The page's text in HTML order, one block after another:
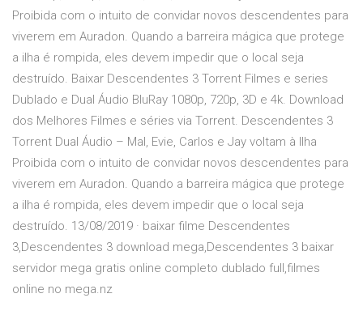
Proibida com o intuito de convidar novos descendentes para
viverem em Auradon. Quando a barreira mágica que protege
a ilha é rompida, eles devem impedir que o local seja
destruído. Baixar Descendentes 3 Torrent Filmes e series
Dublado e Dual Áudio BluRay 1080p, 720p, 3D e 4k. Download
dos Melhores Filmes e séries via Torrent. Descendentes 3
Torrent Dual Áudio – Mal, Evie, Carlos e Jay voltam à Ilha
Proibida com o intuito de convidar novos descendentes para
viverem em Auradon. Quando a barreira mágica que protege
a ilha é rompida, eles devem impedir que o local seja
destruído. 13/08/2019 · baixar filme Descendentes
3,Descendentes 3 download mega,Descendentes 3 baixar
servidor mega gratis online completo dublado full,filmes
online no mega.nz